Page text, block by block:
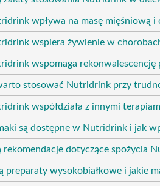
wpływa na masę mięśniową i
wspiera żywienie w
wspomaga rekonwalescencję
stosować Nutridrink przy
współdziała z innymi
są dostępne w Nutridrink i jak
rekomendacje dotyczące spożycia
preparaty wysokobiałkowe i jakie